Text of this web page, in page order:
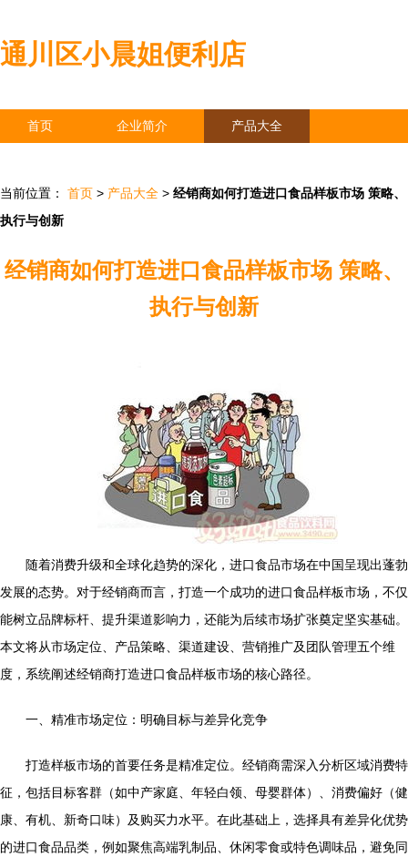
通川区小晨姐便利店
首页 企业简介 产品大全
当前位置： 首页 > 产品大全 > 经销商如何打造进口食品样板市场 策略、
执行与创新
经销商如何打造进口食品样板市场 策略、
执行与创新
随着消费升级和全球化趋势的深化，进口食品市场在中国呈现出蓬勃
发展的态势。对于经销商而言，打造一个成功的进口食品样板市场，不仅
能树立品牌标杆、提升渠道影响力，还能为后续市场扩张奠定坚实基础。
本文将从市场定位、产品策略、渠道建设、营销推广及团队管理五个维
度，系统阐述经销商打造进口食品样板市场的核心路径。
一、精准市场定位：明确目标与差异化竞争
打造样板市场的首要任务是精准定位。经销商需深入分析区域消费特
征，包括目标客群（如中产家庭、年轻白领、母婴群体）、消费偏好（健
康、有机、新奇口味）及购买力水平。在此基础上，选择具有差异化优势
的进口食品品类，例如聚焦高端乳制品、休闲零食或特色调味品，避免同